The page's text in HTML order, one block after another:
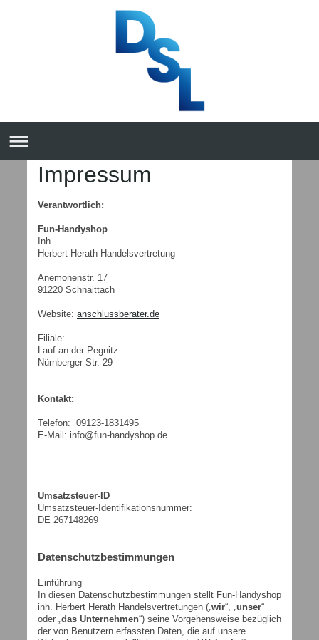
Impressum
Verantwortlich:
Fun-Handyshop
Inh.
Herbert Herath Handelsvertretung
Anemonenstr. 17
91220 Schnaittach
Website: anschlussberater.de
Filiale:
Lauf an der Pegnitz
Nürnberger Str. 29
Kontakt:
Telefon: 09123-1831495
E-Mail: info@fun-handyshop.de
Umsatzsteuer-ID
Umsatzsteuer-Identifikationsnummer:
DE 267148269
Datenschutzbestimmungen
Einführung
In diesen Datenschutzbestimmungen stellt Fun-Handyshop
inh. Herbert Herath Handelsvertretungen („wir“, „unser“
oder „das Unternehmen“) seine Vorgehensweise bezüglich
der von Benutzern erfassten Daten, die auf unsere